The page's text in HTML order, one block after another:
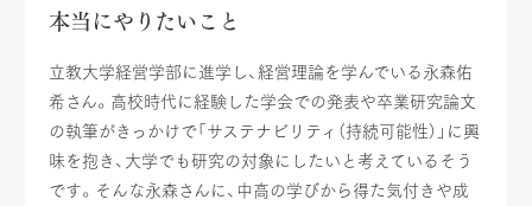
本当にやりたいこと
立教大学経営学部に進学し、経営理論を学んでいる永森佑
希さん。高校時代に経験した学会での発表や卒業研究論文
の執筆がきっかけで「サステナビリティ（持続可能性）」に興
味を抱き、大学でも研究の対象にしたいと考えているそう
です。そんな永森さんに、中高の学びから得た気付きや成